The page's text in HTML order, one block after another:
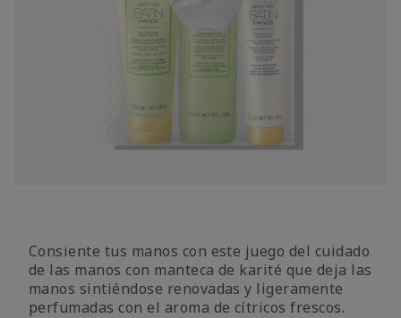
Consiente tus manos con este juego del cuidado
de las manos con manteca de karité que deja las
manos sintiéndose renovadas y ligeramente
perfumadas con el aroma de cítricos frescos.